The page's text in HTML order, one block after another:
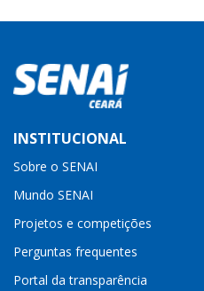
INSTITUCIONAL
Sobre o SENAI
Mundo SENAI
Projetos e competições
Perguntas frequentes
Portal da transparência